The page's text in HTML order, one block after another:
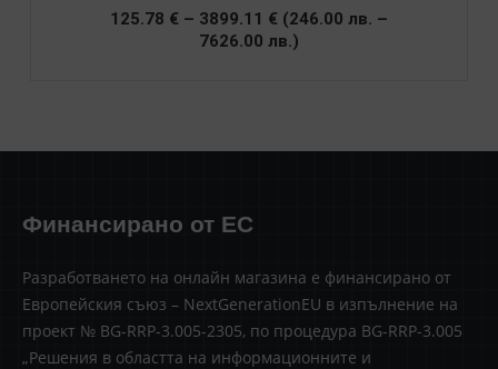
125.78 € – 3899.11 € Price
range:
(246.00 лв. –
7626.00 лв.)
Финансирано от ЕС
Разработването на онлайн магазина е финансирано от
Европейския съюз – NextGenerationEU в изпълнение на
проект № BG-RRP-3.005-2305, по процедура BG-RRP-3.005
„Решения в областта на информационните и